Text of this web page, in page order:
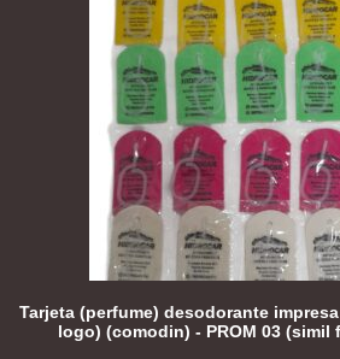
Tarjeta (perfume) desodorante
logo) (comodin) - PROM 03 (simil